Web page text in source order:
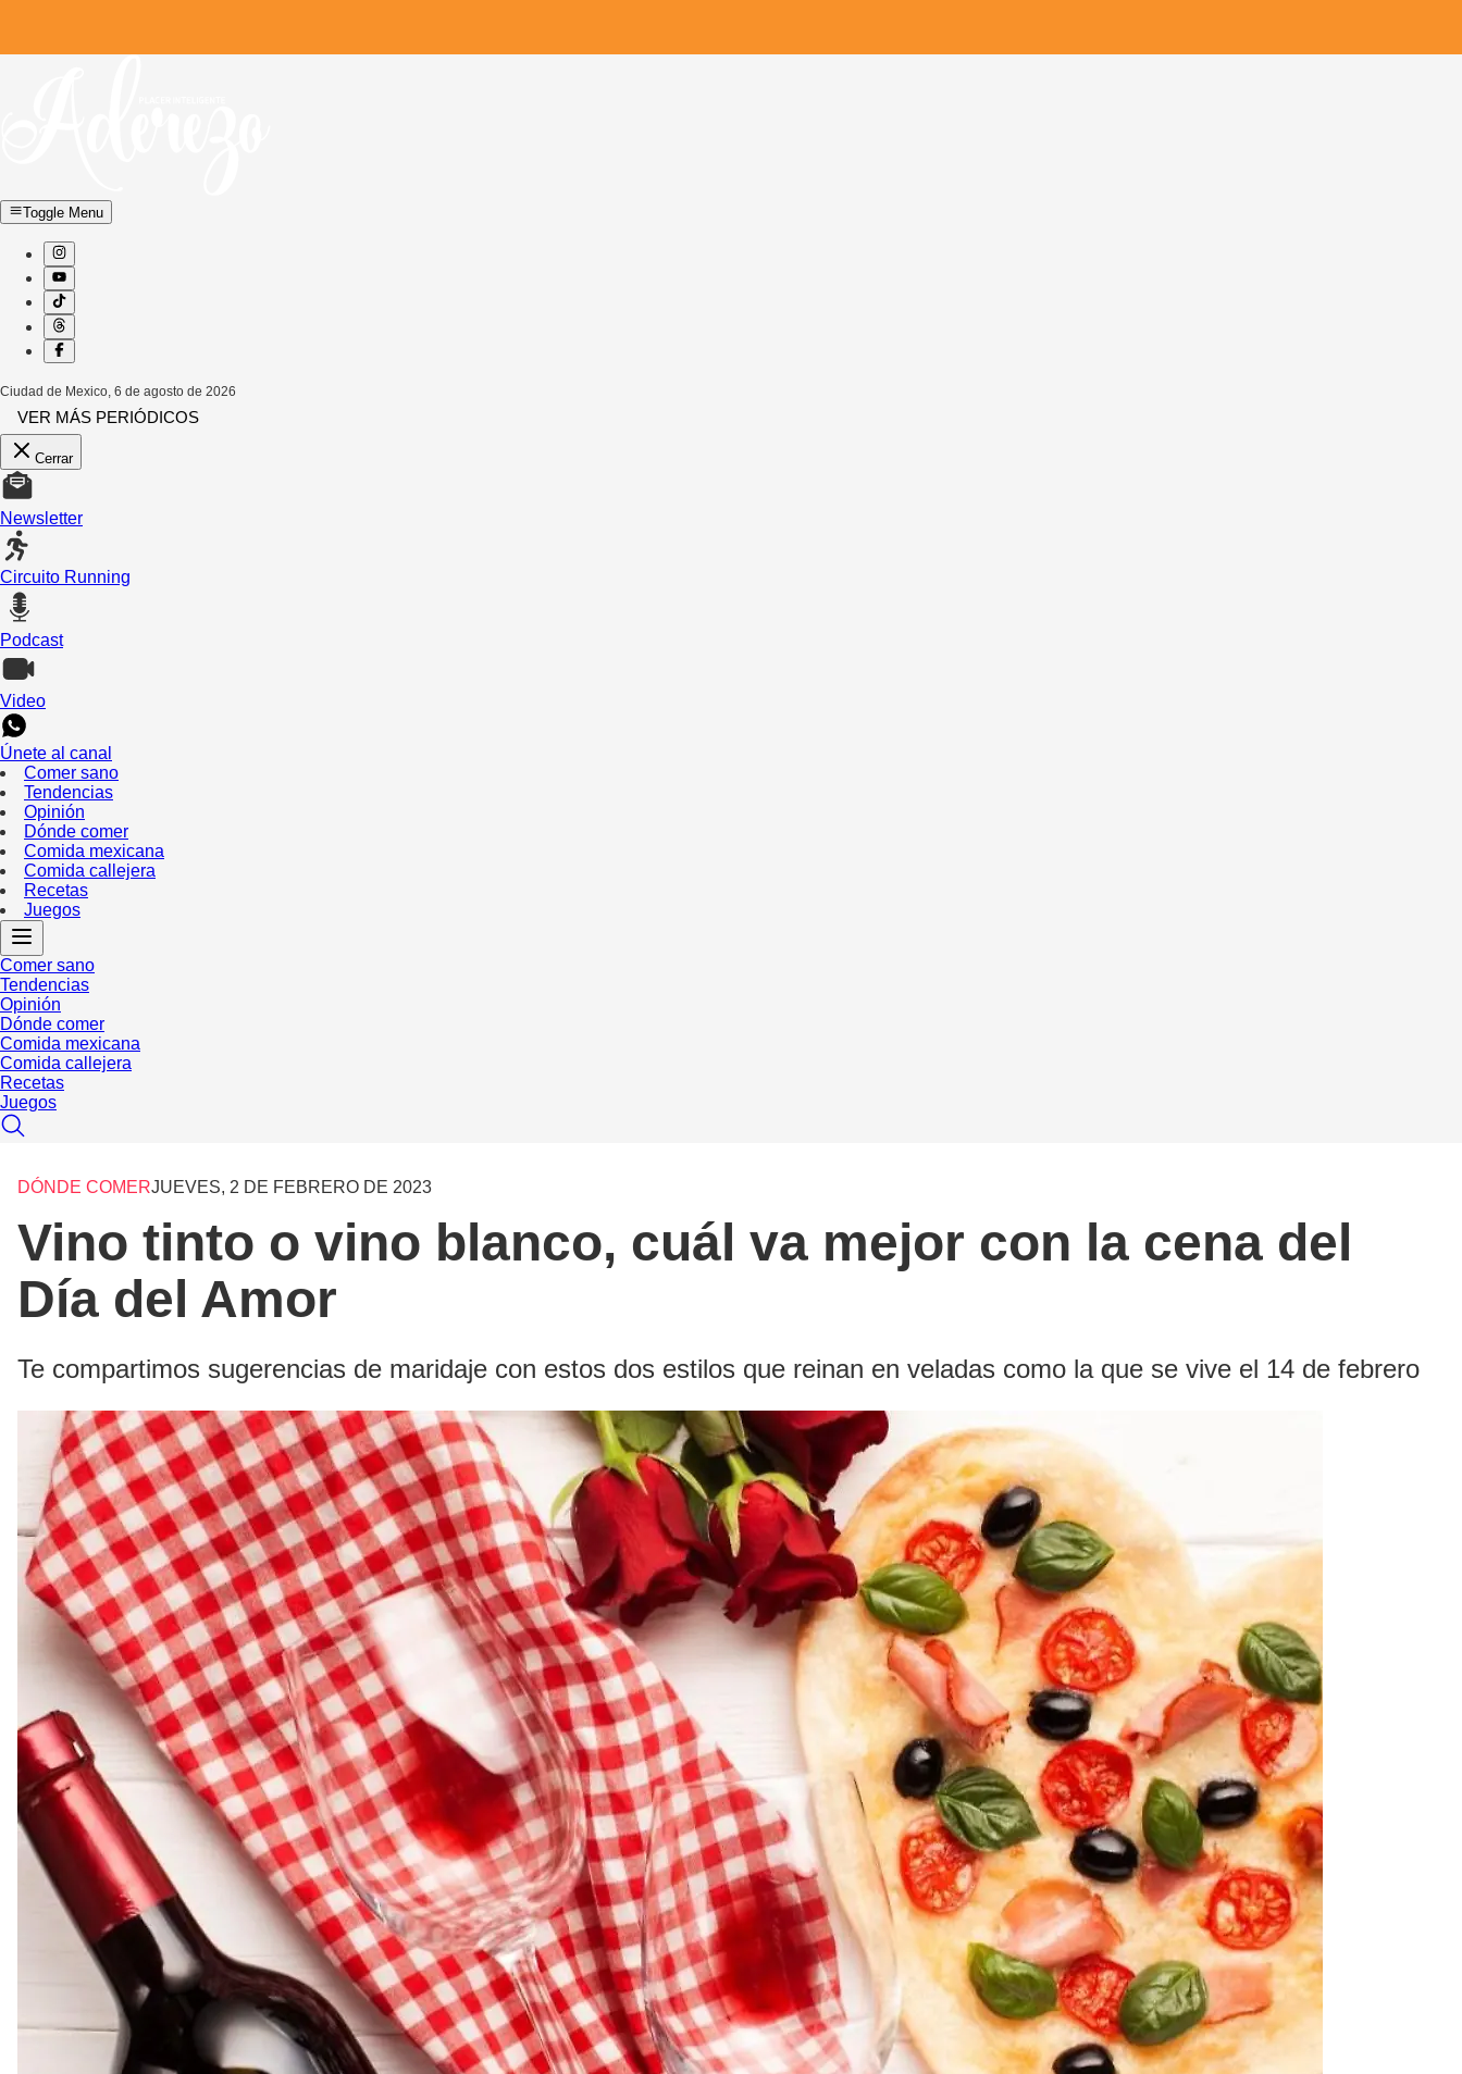
Toggle Menu
Ciudad de Mexico, 6 de agosto de 2026
VER MÁS PERIÓDICOS
Cerrar
Newsletter
Circuito Running
Podcast
Video
Únete al canal
Comer sano
Tendencias
Opinión
Dónde comer
Comida mexicana
Comida callejera
Recetas
Juegos
Comer sano
Tendencias
Opinión
Dónde comer
Comida mexicana
Comida callejera
Recetas
Juegos
DÓNDE COMERJUEVES, 2 DE FEBRERO DE 2023
Vino tinto o vino blanco, cuál va mejor con la cena del
Día del Amor
Te compartimos sugerencias de maridaje con estos dos estilos que reinan en veladas como la que se vive el 14 de febrero